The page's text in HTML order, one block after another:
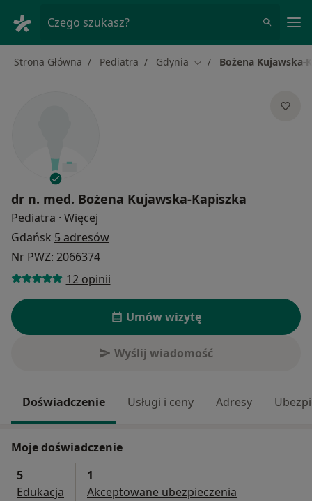
Czego szukasz?
Strona Główna Pediatra Gdynia Zmień miasto
Bożena Kujawska-
dr n. med. Bożena Kujawska-Kapiszka
Pediatra · Więcej
Gdańsk 5 adresów
Nr PWZ: 2066374
12 opinii
Umów wizytę
Wyślij wiadomość
Doświadczenie Usługi i ceny Adresy
Moje doświadczenie
5
Edukacja
1
Akceptowane ubezpieczenia